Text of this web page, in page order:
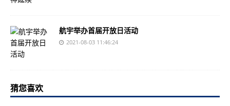
航宇举办首届开放日活动
2021-08-03 11:46:24
猜您喜欢